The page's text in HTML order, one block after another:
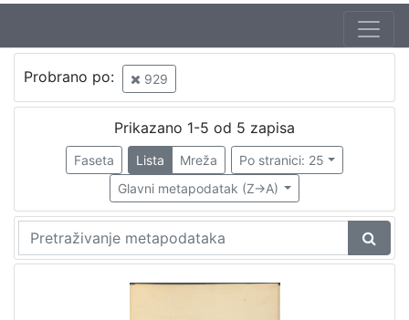
Jezik
hrvatski
Nakladnička
cjelina
Družba "Braća Hrvatskoga Zmaja"
Probrano po: 929
Prikazano 1-5 od 5 zapisa
Faseta Lista Mreža
Po stranici: 25
Glavni metapodatak (Z->A)